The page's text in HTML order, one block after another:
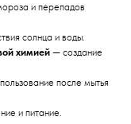
и перепадов
солнца и воды.
химией — создание
после мытья
и питание.